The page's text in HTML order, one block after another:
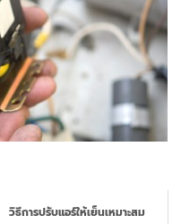
วิธีการปรับแอร์ให้เย็นเหมาะสม